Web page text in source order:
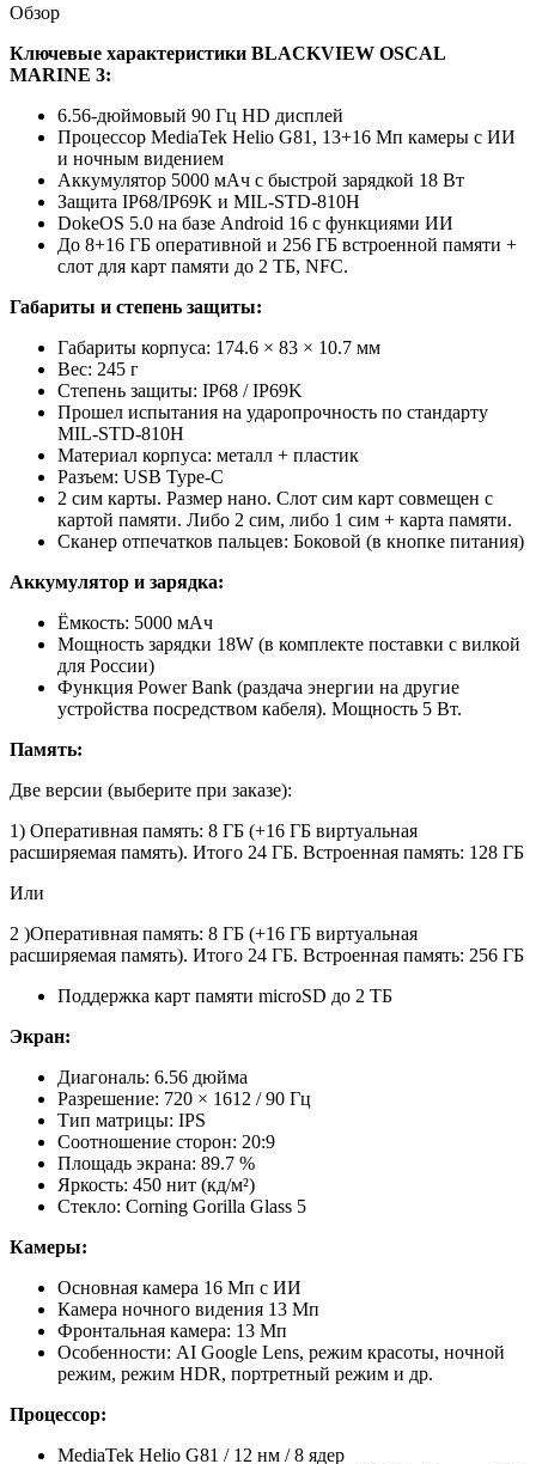
Обзор
Ключевые характеристики BLACKVIEW OSCAL
MARINE 3:
6.56-дюймовый 90 Гц HD дисплей
Процессор MediaTek Helio G81, 13+16 Мп камеры с ИИ
и ночным видением
Аккумулятор 5000 мАч с быстрой зарядкой 18 Вт
Защита IP68/IP69K и MIL-STD-810H
DokeOS 5.0 на базе Android 16 с функциями ИИ
До 8+16 ГБ оперативной и 256 ГБ встроенной памяти +
слот для карт памяти до 2 ТБ, NFC.
Габариты и степень защиты:
Габариты корпуса: 174.6 × 83 × 10.7 мм
Вес: 245 г
Степень защиты: IP68 / IP69K
Прошел испытания на ударопрочность по стандарту
MIL-STD-810H
Материал корпуса: металл + пластик
Разъем: USB Type-C
2 сим карты. Размер нано. Слот сим карт совмещен с
картой памяти. Либо 2 сим, либо 1 сим + карта памяти.
Сканер отпечатков пальцев: Боковой (в кнопке питания)
Аккумулятор и зарядка:
Ёмкость: 5000 мАч
Мощность зарядки 18W (в комплекте поставки с вилкой
для России)
Функция Power Bank (раздача энергии на другие
устройства посредством кабеля). Мощность 5 Вт.
Память:
Две версии (выберите при заказе):
1) Оперативная память: 8 ГБ (+16 ГБ виртуальная
расширяемая память). Итого 24 ГБ. Встроенная память: 128 ГБ
Или
2 )Оперативная память: 8 ГБ (+16 ГБ виртуальная
расширяемая память). Итого 24 ГБ. Встроенная память: 256 ГБ
Поддержка карт памяти microSD до 2 ТБ
Экран:
Диагональ: 6.56 дюйма
Разрешение: 720 × 1612 / 90 Гц
Тип матрицы: IPS
Соотношение сторон: 20:9
Площадь экрана: 89.7 %
Яркость: 450 нит (кд/м²)
Стекло: Corning Gorilla Glass 5
Камеры:
Основная камера 16 Мп с ИИ
Камера ночного видения 13 Мп
Фронтальная камера: 13 Мп
Особенности: AI Google Lens, режим красоты, ночной
режим, режим HDR, портретный режим и др.
Процессор:
MediaTek Helio G81 / 12 нм / 8 ядер